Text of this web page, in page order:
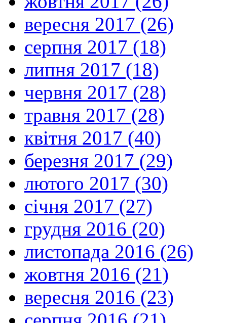
вересня 2017 (26)
серпня 2017 (18)
липня 2017 (18)
червня 2017 (28)
травня 2017 (28)
квітня 2017 (40)
березня 2017 (29)
лютого 2017 (30)
січня 2017 (27)
грудня 2016 (20)
листопада 2016 (26)
жовтня 2016 (21)
вересня 2016 (23)